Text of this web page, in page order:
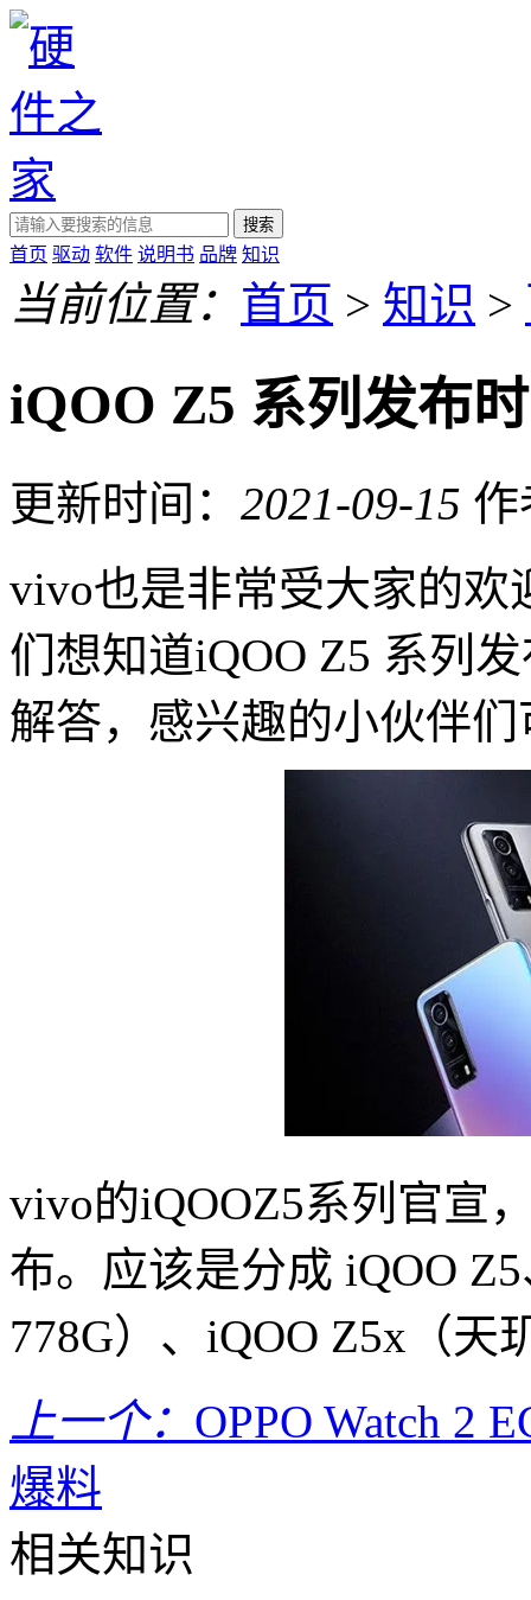
搜索
首页 驱动 软件 说明书 品牌 知识
当前位置： 首页 > 知识 >
iQOO Z5 系列发布
更新时间： 2021-09-15 作
vivo也是非常受大家的欢
们想知道iQOO Z5 系列
解答，感兴趣的小伙伴
vivo的iQOOZ5系列官宣
布。应该是分成 iQOO
778G）、iQOO Z5x（天
上一个： OPPO Watch 2
爆料
相关知识